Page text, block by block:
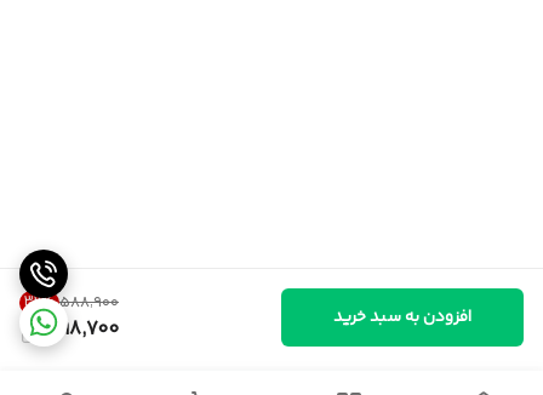
۵۸۸٬۹۰۰ 32%
398,700 افزودن به سبد خرید